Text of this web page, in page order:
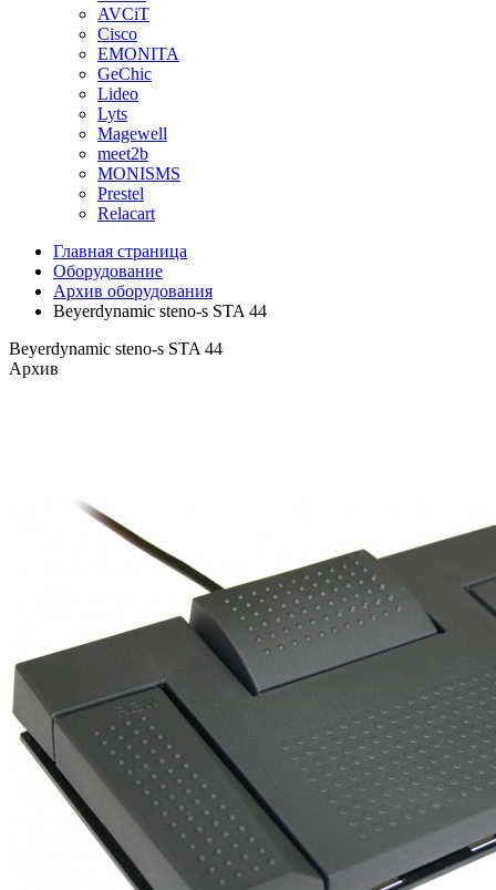
AVCiT
Cisco
EMONITA
GeChic
Lideo
Lyts
Magewell
meet2b
MONISMS
Prestel
Relacart
Главная страница
Оборудование
Архив оборудования
Beyerdynamic steno-s STA 44
Beyerdynamic steno-s STA 44
Архив